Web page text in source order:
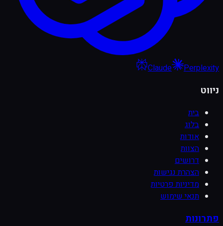
Claude Perplexity
ניווט
בית
בלוג
אודות
הצוות
דרושים
הצהרת נגישות
מדיניות פרטיות
תנאי שימוש
פתרונות